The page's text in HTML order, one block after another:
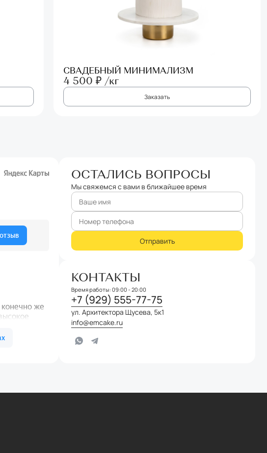
СВАДЕБНЫЙ МИНИМАЛИЗМ
4 500 ₽ /кг
Заказать
ОСТАЛИСЬ ВОПРОСЫ
Мы свяжемся с вами в ближайшее время
КОНТАКТЫ
Время работы: 09:00 - 20:00
+7 (929) 555-77-75
ул. Архитектора Щусева, 5к1
info@emcake.ru